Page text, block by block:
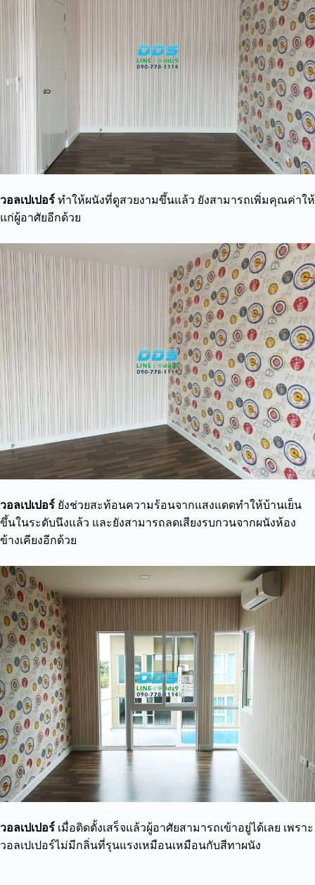
วอลเปเปอร์ ทำให้ผนังที่ดูสวยงามขึ้นแล้ว ยังสามารถเพิ่มคุณค่าให้
แก่ผู้อาศัยอีกด้วย
วอลเปเปอร์ ยังช่วยสะท้อนความร้อนจากแสงแดดทำให้บ้านเย็น
ขึ้นในระดับนึงแล้ว และยังสามารถลดเสียงรบกวนจากผนังห้อง
ข้างเคียงอีกด้วย
วอลเปเปอร์ เมื่อติดตั้งเสร็จแล้วผู้อาศัยสามารถเข้าอยู่ได้เลย เพราะ
วอลเปเปอร์ไม่มีกลิ่นที่รุนแรงเหมือนเหมือนกับสีทาผนัง